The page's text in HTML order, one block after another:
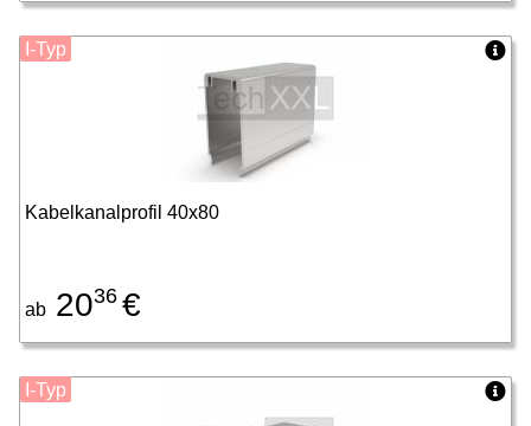
Kabelkanalprofil 40x80
ab 2036 €
I-Typ
I-Typ